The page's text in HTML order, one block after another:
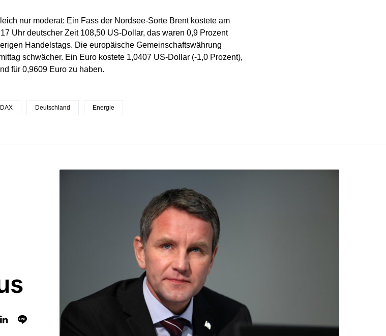
nur moderat: Ein Fass der Nordsee-Sorte Brent kostete am
Uhr deutscher Zeit 108,50 US-Dollar, das waren 0,9 Prozent
Handelstags. Die europäische Gemeinschaftswährung
schwächer. Ein Euro kostete 1,0407 US-Dollar (-1,0 Prozent),
für 0,9609 Euro zu haben.
DAX Deutschland Energie